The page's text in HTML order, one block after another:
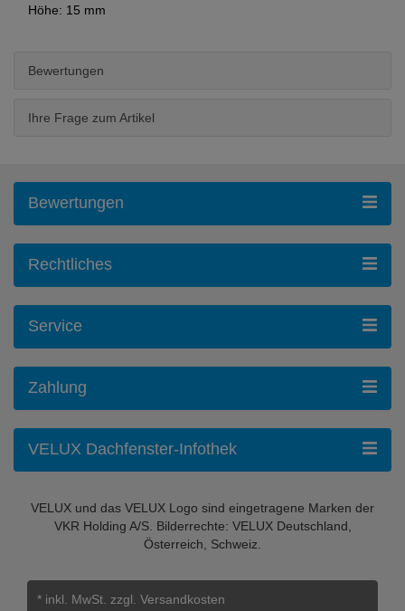
Höhe: 15 mm
Bewertungen
Ihre Frage zum Artikel
Bewertungen
Rechtliches
Service
Zahlung
VELUX Dachfenster-Infothek
VELUX und das VELUX Logo sind eingetragene Marken der
VKR Holding A/S. Bilderrechte: VELUX Deutschland,
Österreich, Schweiz.
* inkl. MwSt. zzgl. Versandkosten